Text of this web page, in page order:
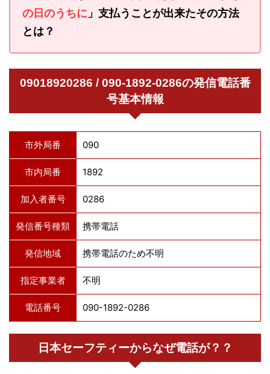
の日のうちに 」支払うことが出来たその方法
とは？
09018920286 / 090-1892-0286の発信電話番
号基本情報
市外局番 090
市内局番 1892
加入者番号 0286
発信番号種類 携帯電話
発信地域 携帯電話のため不明
指定事業者 不明
電話番号 090-1892-0286
日本セーフティーからなぜ電話が？？